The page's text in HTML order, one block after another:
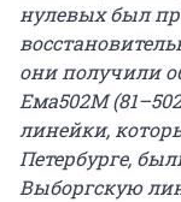
нулевых был
они получили
Ема502М
линейки,
Петербурге,
Выборгскую